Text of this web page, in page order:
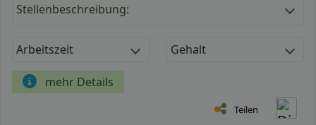
Stellenbeschreibung:
Arbeitszeit Gehalt
mehr Details
Teilen